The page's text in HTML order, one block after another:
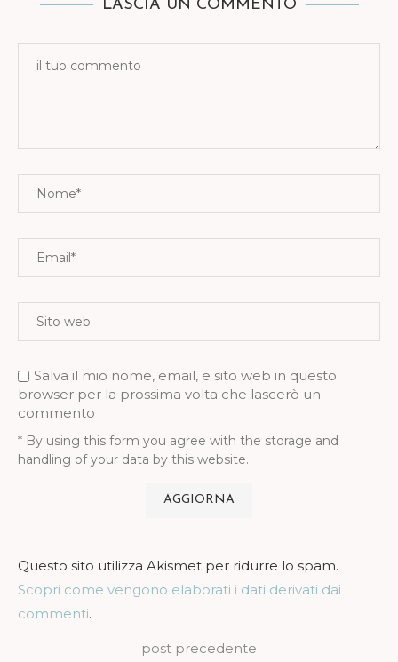
LASCIA UN COMMENTO
Salva il mio nome, email, e sito web in questo
browser per la prossima volta che lascerò un
commento
* By using this form you agree with the storage and
handling of your data by this website.
Questo sito utilizza Akismet per ridurre lo spam.
Scopri come vengono elaborati i dati derivati dai
commenti.
post precedente